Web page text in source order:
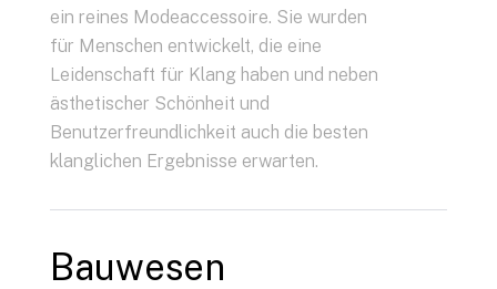
ein reines Modeaccessoire. Sie wurden
für Menschen entwickelt, die eine
Leidenschaft für Klang haben und neben
ästhetischer Schönheit und
Benutzerfreundlichkeit auch die besten
klanglichen Ergebnisse erwarten.
Bauwesen